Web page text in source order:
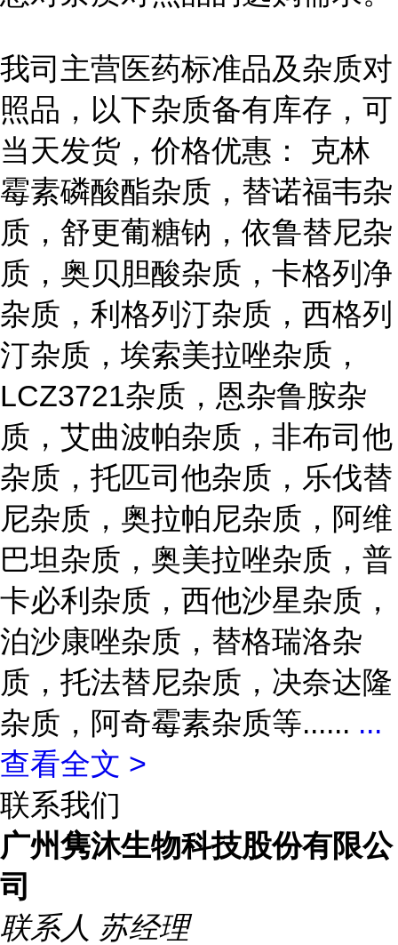
我司主营医药标准品及杂质对
照品，以下杂质备有库存，可
当天发货，价格优惠： 克林
霉素磷酸酯杂质，替诺福韦杂
质，舒更葡糖钠，依鲁替尼杂
质，奥贝胆酸杂质，卡格列净
杂质，利格列汀杂质，西格列
汀杂质，埃索美拉唑杂质，
LCZ3721杂质，恩杂鲁胺杂
质，艾曲波帕杂质，非布司他
杂质，托匹司他杂质，乐伐替
尼杂质，奥拉帕尼杂质，阿维
巴坦杂质，奥美拉唑杂质，普
卡必利杂质，西他沙星杂质，
泊沙康唑杂质，替格瑞洛杂
质，托法替尼杂质，决奈达隆
杂质，阿奇霉素杂质等...... ...
查看全文 >
联系我们
广州隽沐生物科技股份有限公
司
联系人 苏经理